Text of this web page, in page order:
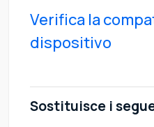
Verifica la
dispositivo
Sostituisce i